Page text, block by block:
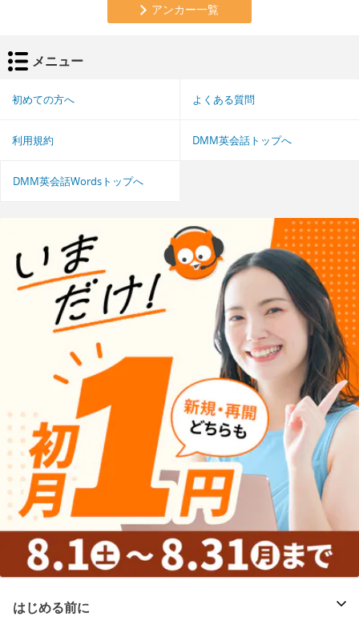
アンカー一覧
メニュー
初めての方へ よくある質問
利用規約 DMM英会話トップへ
DMM英会話Wordsトップへ
はじめる前に